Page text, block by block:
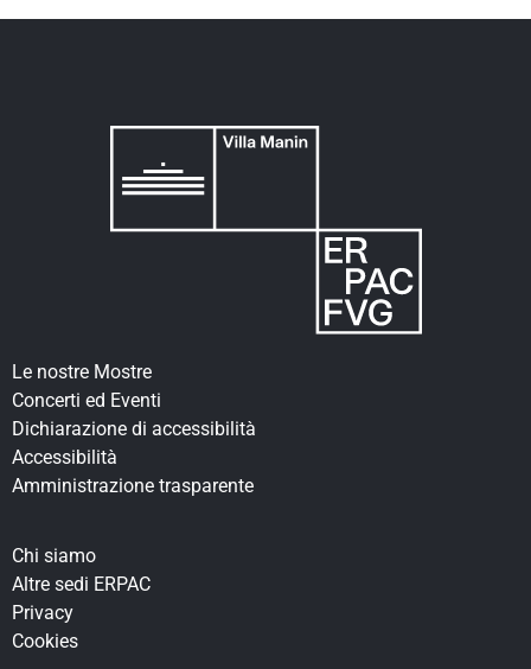
Le nostre Mostre
Concerti ed Eventi
Dichiarazione di accessibilità
Accessibilità
Amministrazione trasparente
Chi siamo
Altre sedi ERPAC
Privacy
Cookies